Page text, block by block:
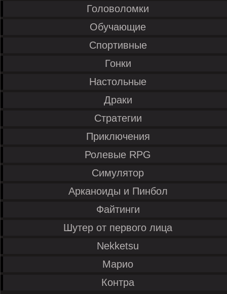
Головоломки
Обучающие
Спортивные
Гонки
Настольные
Драки
Стратегии
Приключения
Ролевые RPG
Симулятор
Арканоиды и Пинбол
Файтинги
Шутер от первого лица
Nekketsu
Марио
Контра